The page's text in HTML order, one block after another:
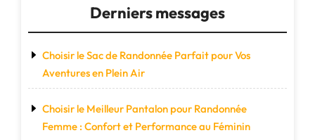
Élégant"
Derniers messages
Choisir le Sac de Randonnée Parfait pour Vos
Aventures en Plein Air
Choisir le Meilleur Pantalon pour Randonnée
Femme : Confort et Performance au Féminin